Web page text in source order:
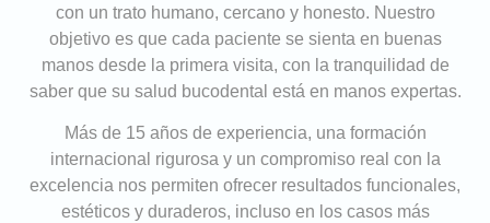
con un trato humano, cercano y honesto. Nuestro
objetivo es que cada paciente se sienta en buenas
manos desde la primera visita, con la tranquilidad de
saber que su salud bucodental está en manos expertas.
Más de 15 años de experiencia, una formación
internacional rigurosa y un compromiso real con la
excelencia nos permiten ofrecer resultados funcionales,
estéticos y duraderos, incluso en los casos más